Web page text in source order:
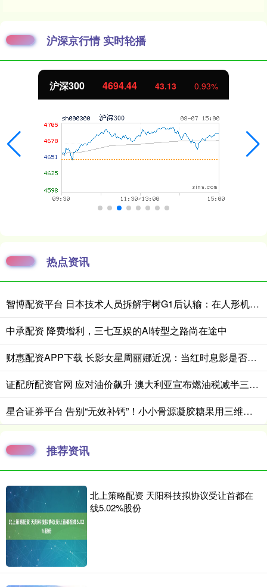
沪深京行情 实时轮播
沪深300 4694.44 43.13 0.93%
热点资讯
智博配资平台 日本技术人员拆解宇树G1后认输：在人形机器人领域，日本想在短时间内缩小与中国的差距“恐怕并不现实”
中承配资 降费增利，三七互娱的AI转型之路尚在途中
财惠配资APP下载 长影女星周丽娜近况：当红时息影是否与迟志强入狱有关？如今67岁
证配所配资官网 应对油价飙升 澳大利亚宣布燃油税减半三个月
星合证券平台 告别“无效补钙”！小小骨源凝胶糖果用三维营养重新定义儿童身高增长
推荐资讯
北上策略配资 天阳科技拟协议受让首都在
线5.02%股份